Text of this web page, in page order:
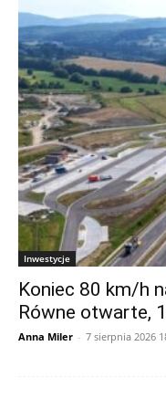
Inwestycje
Koniec 80 km/h
Równe otwarte,
Anna Miler - 7 sierpnia 2026